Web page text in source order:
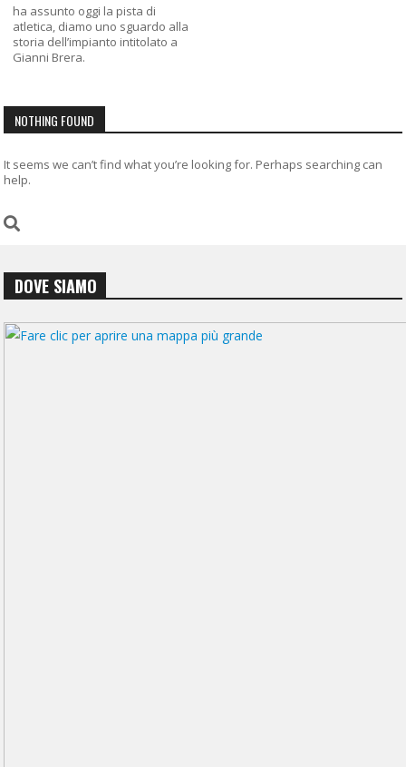
ha assunto oggi la pista di
atletica, diamo uno sguardo alla
storia dell’impianto intitolato a
Gianni Brera.
NOTHING FOUND
It seems we can’t find what you’re looking for. Perhaps searching can
help.
DOVE SIAMO